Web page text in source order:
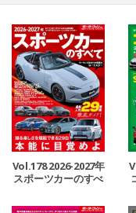
Vol.178 2026-2027年
スポーツカーのすべ